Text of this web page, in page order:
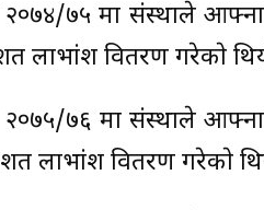
७५ मा संस्थाले आफ्ना
लाभांश वितरण गरेकाे
७६ मा संस्थाले आफ्ना
लाभांश वितरण गरेकाे